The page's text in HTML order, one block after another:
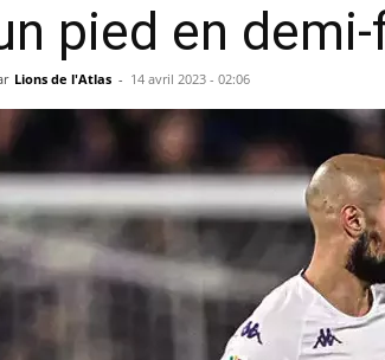
Atlas
pied en
Lions de l'Atlas - 14 avril 2023 - 02:06